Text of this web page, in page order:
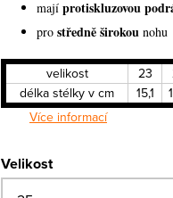
mají protiskluzovou
pro středně širokou nohu
velikost 23
délka stélky v cm
15,1
Více informací
Velikost